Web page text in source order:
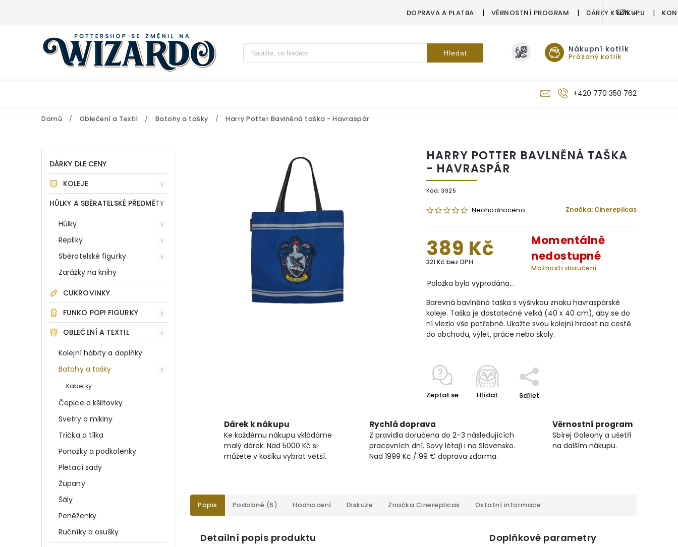
DOPRAVA A PLATBA VĚRNOSTNÍ PROGRAM DÁRKY K NÁKUPU
CZK
Vyhledávání Hledat Nákupní kotlík
Prázdný kotlík
+420 770 350 762
Domů / Oblečení a Textil / Batohy a tašky / Harry Potter Bavlněná taška - Havraspár
DÁRKY DLE CENY
KOLEJE
HŮLKY A SBĚRATELSKÉ PŘEDMĚTY
Hůlky
Repliky
Sběratelské figurky
Zarážky na knihy
CUKROVINKY
FUNKO POP! FIGURKY
OBLEČENÍ A TEXTIL
Kolejní hábity a doplňky
Batohy a tašky
Kabelky
Čepice a kšiltovky
Svetry a mikiny
Trička a tílka
Ponožky a podkolenky
Pletací sady
Župany
Šály
Peněženky
Ručníky a osušky
HARRY POTTER BAVLNĚNÁ TAŠKA
- HAVRASPÁR
Kód: 3925
Neohodnoceno Značka: Cinereplicas
389 Kč
321 Kč bez DPH
Momentálně
nedostupné
Možnosti doručení
Položka byla vyprodána…
Barevná bavlněná taška s výšivkou znaku havraspárské
koleje. Taška je dostatečně velká (40 x 40 cm), aby se do
ní vlezlo vše potřebné. Ukažte svou kolejní hrdost na cestě
do obchodu, výlet, práce nebo školy.
Zeptat se Hlídat Sdílet
Dárek k nákupu
Ke každému nákupu vkládáme
malý dárek. Nad 5000 Kč si
můžete v košíku vybrat větší.
Rychlá doprava
Z pravidla doručena do 2–3 následujících
pracovních dní. Sovy létají i na Slovensko.
Nad 1999 Kč / 99 € doprava zdarma.
Věrnostní program
Sbírej Galeony a ušetři
na dalším nákupu.
Popis Podobné (6) Hodnocení Diskuze Značka Cinereplicas Ostatní informace
Detailní popis produktu Doplňkové parametry